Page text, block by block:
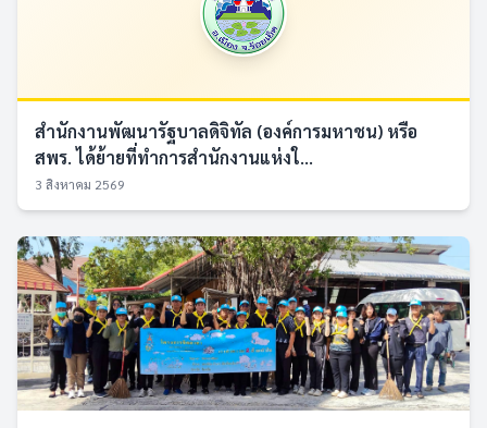
สำนักงานพัฒนารัฐบาลดิจิทัล (องค์การมหาชน) หรือ
สพร. ได้ย้ายที่ทำการสำนักงานแห่งใ...
3 สิงหาคม 2569